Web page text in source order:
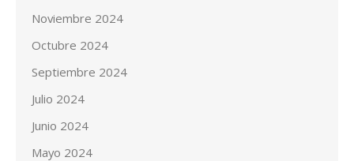
Noviembre 2024
Octubre 2024
Septiembre 2024
Julio 2024
Junio 2024
Mayo 2024